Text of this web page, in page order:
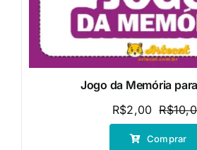
Jogo da Memória
R$
R$2,00
Comprar